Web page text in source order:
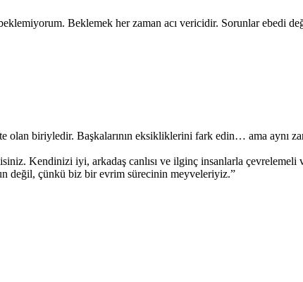
Beklemek her zaman acı vericidir. Sorunlar ebedi
biriyledir. Başkalarının eksikliklerini fark edin… ama aynı
Kendinizi iyi, arkadaş canlısı ve ilginç insanlarla çevrelemeli
değil, çünkü biz bir evrim sürecinin meyveleriyiz.”